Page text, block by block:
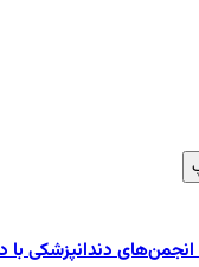
انجمن‌های دندانپزشکی